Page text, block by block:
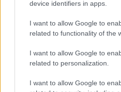
device identifiers in apps.
I want to allow Google to
related to functionality of the
I want to allow Google to
related to personalization.
I want to allow Google to
ήθελα να είμαι σίγουρη,
προβλέπονται, αν θα
εμένα.
Αυτή είναι μια
πρέπει να παίρνεται
προφυλάσσουμε τους